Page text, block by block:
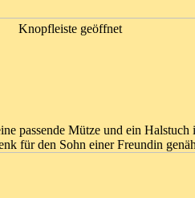
Knopfleiste geöffnet
passende Mütze und ein Halstuch
für den Sohn einer Freundin